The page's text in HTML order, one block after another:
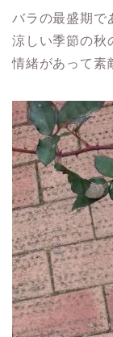
バラの最盛期で
涼しい季節の秋
情緒があって素